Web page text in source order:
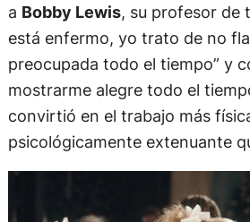
a Bobby Lewis, su profesor de
está enfermo, yo trato de no
preocupada todo el tiempo” y
mostrarme alegre todo el
convirtió en el trabajo más
psicológicamente extenuante